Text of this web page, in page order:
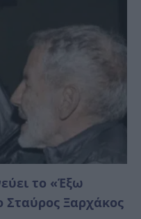
το «Έξω
Σταύρος Ξαρχάκος